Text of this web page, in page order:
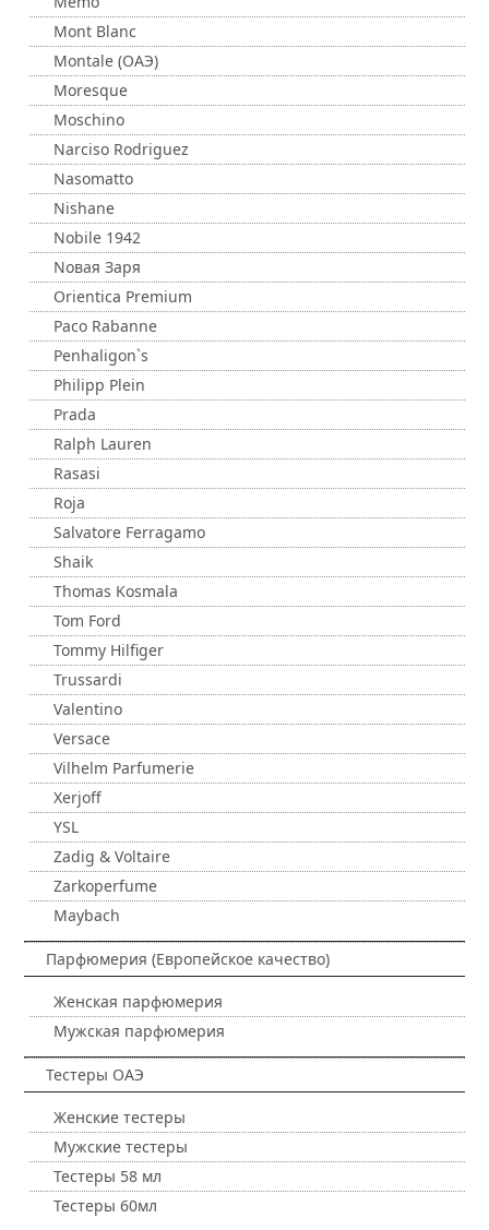
Mont Blanc
Montale (ОАЭ)
Moresque
Moschino
Narciso Rodriguez
Nasomatto
Nishane
Nobile 1942
Nовая Заря
Orientica Premium
Paco Rabanne
Penhaligon`s
Philipp Plein
Prada
Ralph Lauren
Rasasi
Roja
Salvatore Ferragamo
Shaik
Thomas Kosmala
Tom Ford
Tommy Hilfiger
Trussardi
Valentino
Versace
Vilhelm Parfumerie
Xerjoff
YSL
Zadig & Voltaire
Zarkoperfume
Maybach
Парфюмерия (Европейское качество)
Женская парфюмерия
Мужская парфюмерия
Тестеры ОАЭ
Женские тестеры
Мужские тестеры
Тестеры 58 мл
Тестеры 60мл